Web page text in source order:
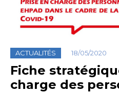
ACTUALITÉS 18/05/2020
Fiche
charge des